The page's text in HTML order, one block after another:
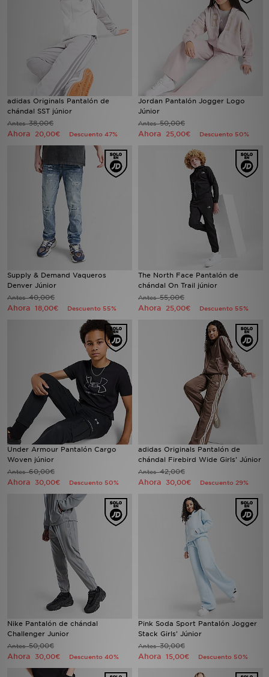
adidas Originals Pantalón de
chándal SST júnior
Antes38,00€
Ahora 20,00€ Descuento 47%
Jordan Pantalón Jogger Logo
Júnior
Antes50,00€
Ahora 25,00€ Descuento 50%
Supply & Demand Vaqueros
Denver Júnior
Antes40,00€
Ahora 18,00€ Descuento 55%
The North Face Pantalón de
chándal On Trail júnior
Antes55,00€
Ahora 25,00€ Descuento 55%
Under Armour Pantalón Cargo
Woven júnior
Antes60,00€
Ahora 30,00€ Descuento 50%
adidas Originals Pantalón de
chándal Firebird Wide Girls' Júnior
Antes42,00€
Ahora 30,00€ Descuento 29%
Nike Pantalón de chándal
Challenger Junior
Antes50,00€
Ahora 30,00€ Descuento 40%
Pink Soda Sport Pantalón Jogger
Stack Girls' Júnior
Antes30,00€
Ahora 15,00€ Descuento 50%